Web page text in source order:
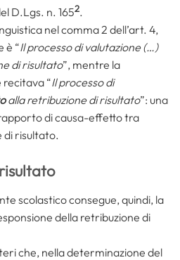
D.Lgs. n. 1652.
nel comma 2 dell’art. 4,
è “Il processo di valutazione (…)
di risultato”, mentre la
“Il processo di
alla retribuzione di risultato”: una
di causa-effetto tra
di risultato.
scolastico consegue, quindi, la
della retribuzione di
che, nella determinazione del